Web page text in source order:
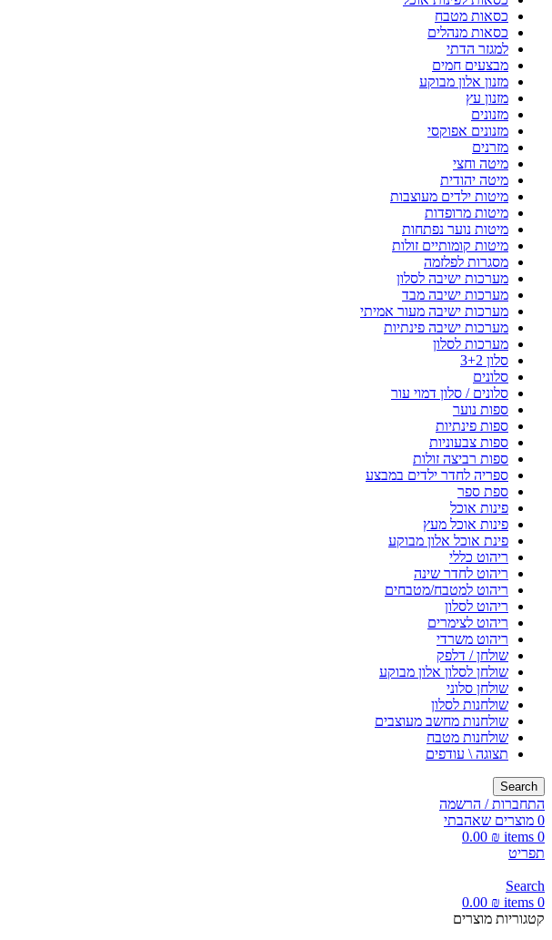
כסאות מטבח
כסאות מנהלים
למגזר הדתי
מבצעים חמים
מזנון אלון מבוקע
מזנון עץ
מזנונים
מזנונים אפוקסי
מזרנים
מיטה וחצי
מיטה יהודית
מיטות ילדים מעוצבות
מיטות מרופדות
מיטות נוער נפתחות
מיטות קומותיים זולות
מסגרות לפלזמה
מערכות ישיבה לסלון
מערכות ישיבה מבד
מערכות ישיבה מעור אמיתי
מערכות ישיבה פינתיות
מערכות לסלון
סלון 3+2
סלונים
סלונים / סלון דמוי עור
ספות נוער
ספות פינתיות
ספות צבעוניות
ספות רביצה זולות
ספריה לחדר ילדים במבצע
ספת ספר
פינות אוכל
פינות אוכל מעץ
פינת אוכל אלון מבוקע
ריהוט כללי
ריהוט לחדר שינה
ריהוט למטבח/מטבחים
ריהוט לסלון
ריהוט לצימרים
ריהוט משרדי
שולחן / דלפק
שולחן לסלון אלון מבוקע
שולחן סלוני
שולחנות לסלון
שולחנות מחשב מעוצבים
שולחנות מטבח
תצוגה \ עודפים
Search
התחברות / הרשמה
0 מוצרים שאהבתי
0
items
0.00 ₪
תפריט
Search
0
items
0.00 ₪
קטגוריות מוצרים